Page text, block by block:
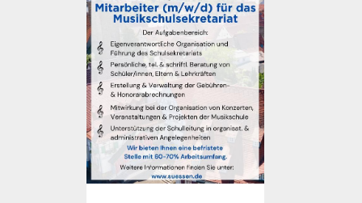
Volkshochschule
Soziale Einrichtungen
Kirchen
Lokale Agenda
Jugendhaus